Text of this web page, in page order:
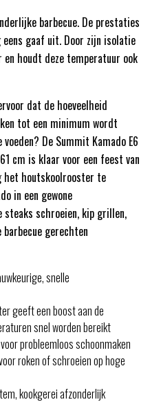
barbecue. De prestaties
gaaf uit. Door zijn isolatie
houdt deze temperatuur ook
dat de hoeveelheid
tot een minimum wordt
De Summit Kamado E6
cm is klaar voor een feest van
het houtskoolrooster te
in een gewone
steaks schroeien, kip grillen,
gerechten
snelle
geeft een boost aan de
snel worden bereikt
probleemloos schoonmaken
roken of schroeien op hoge
kookgerei afzonderlijk